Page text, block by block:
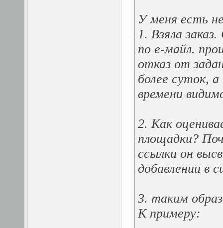
У меня есть
1. Взяла
по е-майл.
отказ от
более суток,
времени
2. Как
площадки?
ссылки он
добавлении в
3. таким
К примеру: